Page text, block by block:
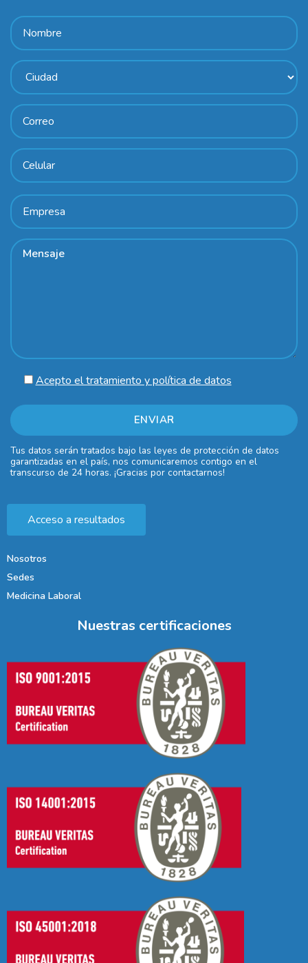
Acepto el tratamiento y política de datos
Tus datos serán tratados bajo las leyes de protección de datos
garantizadas en el país, nos comunicaremos contigo en el
transcurso de 24 horas. ¡Gracias por contactarnos!
Acceso a resultados
Nosotros
Sedes
Medicina Laboral
Nuestras certificaciones